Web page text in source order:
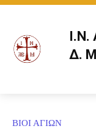
Δ.
ΒΙΟΙ ΑΓΙΩΝ